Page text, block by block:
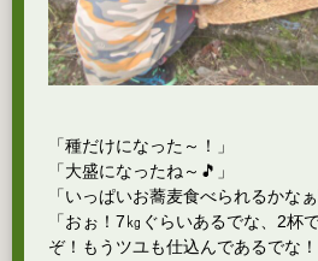
「種だけになった～！」
「大盛になったね～🎵」
「いっぱいお蕎麦食べられるかなぁ
「おぉ！7㎏ぐらいあるでな、2杯
ぞ！もうツユも仕込んであるでな！